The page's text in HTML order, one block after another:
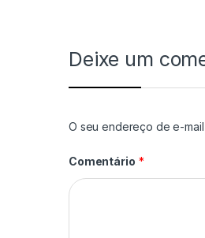
Deixe um
O seu endereço de e-
Comentário *